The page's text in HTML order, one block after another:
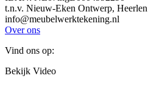
t.n.v. Nieuw-Eken Ontwerp, Heerlen
info@meubelwerktekening.nl
Over ons
Vind ons op:
Facebook
YouTube
Linkedin
Pinterest
Instagram
Website
Bekijk Video